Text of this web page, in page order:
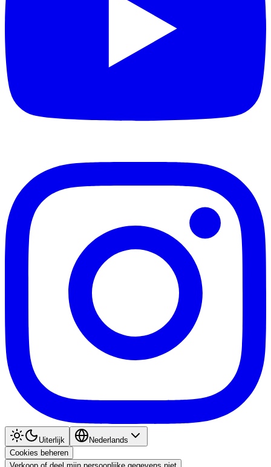
Uiterlijk
Nederlands
Cookies beheren
Verkoop of deel mijn persoonlijke gegevens niet